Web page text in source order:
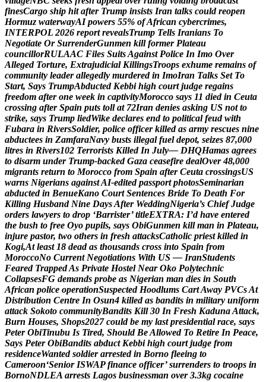
finesCargo ship hit after Trump insists Iran talks could reopen
Hormuz waterwayAI powers 55% ofAfrican cybercrimes,
INTERPOL 2026 report revealsTrump Tells Iranians To
Negotiate Or SurrenderGunmen kill former Plateau
councillorRULAAC Files SuitsAgainst Police In Imo Over
Alleged Torture, Extrajudicial KillingsTroops exhume remains of
community leader allegedly murdered in ImoIran Talks Set To
Start, Says TrumpAbducted Kebbi high court judge regains
freedom after one week in captivityMorocco says 11 died in Ceuta
crossing after Spain puts toll at 72Iran denies asking US not to
strike, says Trump liedWike declares end to political feud with
Fubara in RiversSoldier, police officer killed as army rescues nine
abductees in ZamfaraNavy busts illegal fuel depot, seizes 87,000
litres in Rivers102 Terrorists Killed In July— DHQHamas agrees
to disarm under Trump-backed Gaza ceasefire dealOver 48,000
migrants return to Morocco from Spain after Ceuta crossingsUS
warns Nigerians againstAI-edited passport photosSeminarian
abducted in BenueKano Court Sentences Bride To Death For
Killing Husband Nine DaysAfter WeddingNigeria’s Chief Judge
orders lawyers to drop ‘Barrister’ titleEXTRA: I’d have entered
the bush to free Oyo pupils, says ObiGunmen kill man in Plateau,
injure pastor, two others in fresh attacksCatholic priest killed in
Kogi,At least 18 dead as thousands cross into Spain from
MoroccoNo Current Negotiations With US — IranStudents
Feared TrappedAs Private Hostel Near Oko Polytechnic
CollapsesFG demands probe as Nigerian man dies in South
African police operationSuspected Hoodlums CartAway PVCsAt
Distribution Centre In Osun4 killed as bandits in military uniform
attack Sokoto communityBandits Kill 30 In Fresh KadunaAttack,
Burn Houses, Shops2027 could be my last presidential race, says
Peter ObiTinubu Is Tired, Should BeAllowed To Retire In Peace,
Says Peter ObiBandits abduct Kebbi high court judge from
residenceWanted soldier arrested in Borno fleeing to
Cameroon‘Senior ISWAP finance officer’ surrenders to troops in
BornoNDLEA arrests Lagos businessman over 3.3kg cocaine